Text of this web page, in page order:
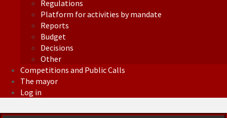
Regulations
Platform for activities by mandate
Reports
Budget
Decisions
Other
Competitions and Public Calls
The mayor
Log in